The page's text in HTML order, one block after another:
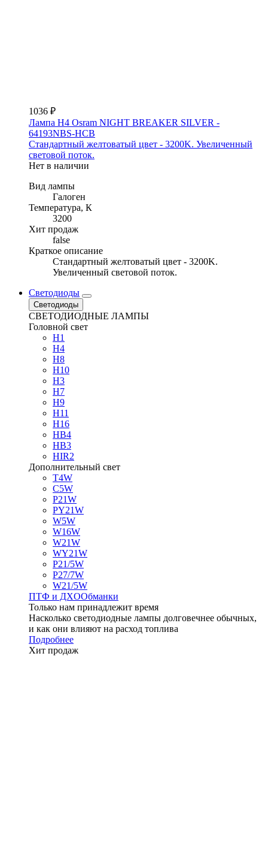
1036 ₽
Лампа H4 Osram NIGHT BREAKER SILVER -
64193NBS-HCB
Стандартный желтоватый цвет - 3200K. Увеличенный
световой поток.
Нет в наличии
Вид лампы
Галоген
Температура, К
3200
Хит продаж
false
Краткое описание
Стандартный желтоватый цвет - 3200K.
Увеличенный световой поток.
Светодиоды
Светодиоды
СВЕТОДИОДНЫЕ ЛАМПЫ
Головной свет
H1
H4
H8
H10
H3
H7
H9
H11
H16
HB4
HB3
HIR2
Дополнительный свет
T4W
C5W
P21W
PY21W
W5W
W16W
W21W
WY21W
P21/5W
P27/7W
W21/5W
ПТФ и ДXООбманки
Только нам принадлежит время
Насколько светодиодные лампы долговечнее обычных,
и как они влияют на расход топлива
Подробнее
Хит продаж